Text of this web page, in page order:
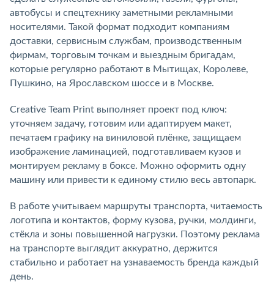
автобусы и спецтехнику заметными рекламными
носителями. Такой формат подходит компаниям
доставки, сервисным службам, производственным
фирмам, торговым точкам и выездным бригадам,
которые регулярно работают в Мытищах, Королеве,
Пушкино, на Ярославском шоссе и в Москве.
Creative Team Print выполняет проект под ключ:
уточняем задачу, готовим или адаптируем макет,
печатаем графику на виниловой плёнке, защищаем
изображение ламинацией, подготавливаем кузов и
монтируем рекламу в боксе. Можно оформить одну
машину или привести к единому стилю весь автопарк.
В работе учитываем маршруты транспорта, читаемость
логотипа и контактов, форму кузова, ручки, молдинги,
стёкла и зоны повышенной нагрузки. Поэтому реклама
на транспорте выглядит аккуратно, держится
стабильно и работает на узнаваемость бренда каждый
день.